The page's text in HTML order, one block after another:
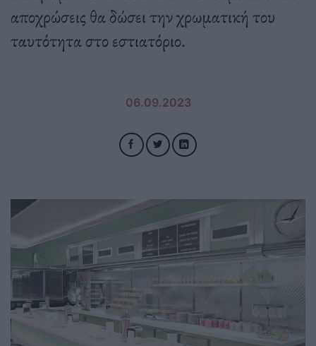
αποχρώσεις θα δώσει την χρωματική του
ταυτότητα στο εστιατόριο.
06.09.2023